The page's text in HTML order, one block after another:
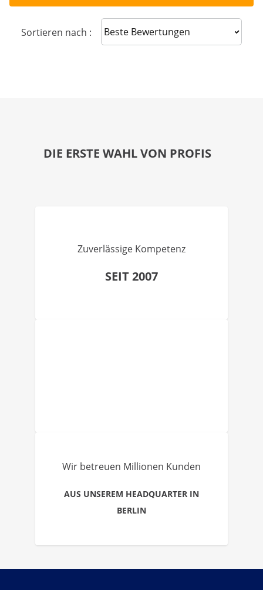
Sortieren nach : Sort reviews
DIE ERSTE WAHL VON PROFIS
Zuverlässige Kompetenz
SEIT 2007
Wir betreuen Millionen Kunden
AUS UNSEREM HEADQUARTER IN
BERLIN